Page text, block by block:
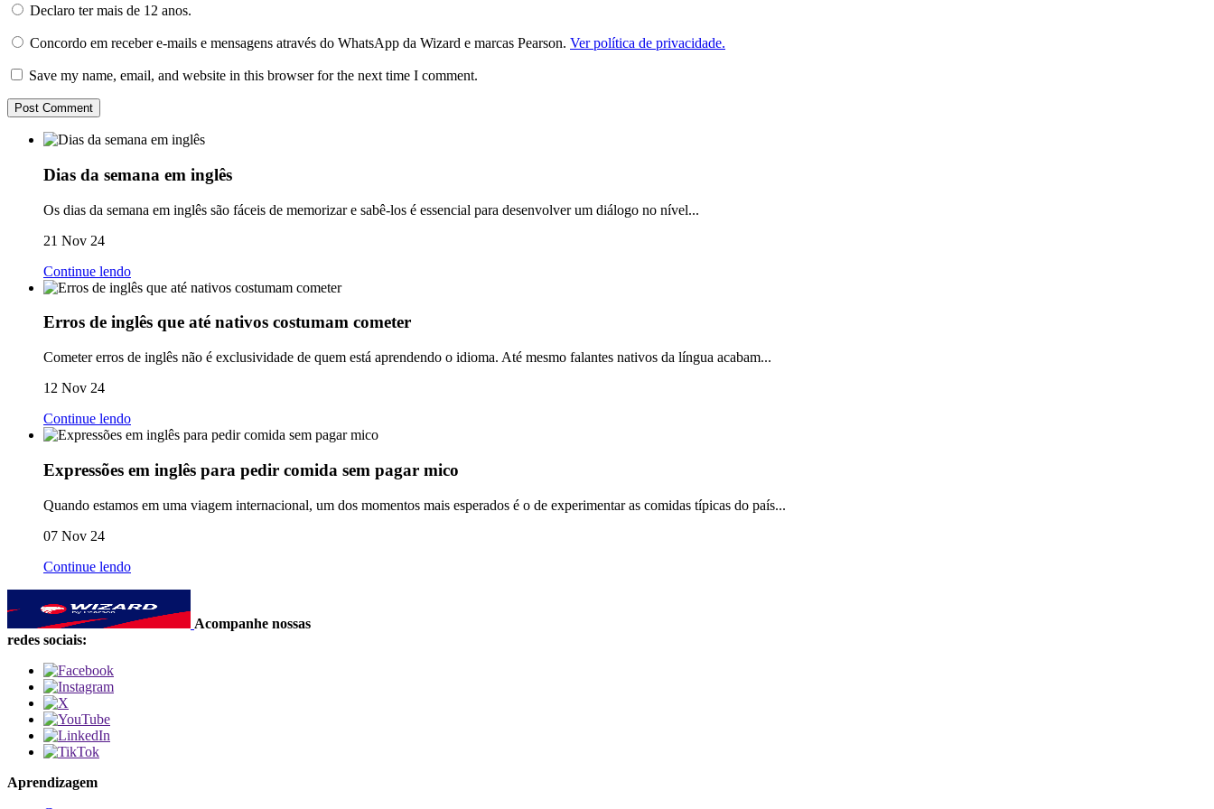
Declaro ter mais de 12 anos.
Concordo em receber e-mails e mensagens através do WhatsApp da Wizard e marcas Pearson. Ver política de privacidade.
Save my name, email, and website in this browser for the next time I comment.
Dias da semana em inglês
Os dias da semana em inglês são fáceis de memorizar e sabê-los é essencial para desenvolver um diálogo no nível...
21 Nov 24
Continue lendo
Erros de inglês que até nativos costumam cometer
Cometer erros de inglês não é exclusividade de quem está aprendendo o idioma. Até mesmo falantes nativos da língua acabam...
12 Nov 24
Continue lendo
Expressões em inglês para pedir comida sem pagar mico
Quando estamos em uma viagem internacional, um dos momentos mais esperados é o de experimentar as comidas típicas do país...
07 Nov 24
Continue lendo
Acompanhe nossas
redes sociais:
Aprendizagem